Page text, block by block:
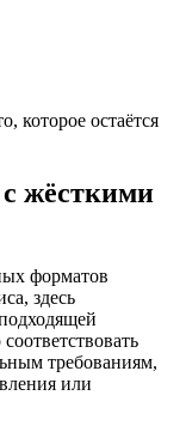
которое остаётся
жёсткими
форматов
здесь
требованиям,
или